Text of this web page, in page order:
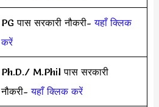
PG पास सरकारी नौकरी-यहाँ क्लिक
करें
Ph.D./ M.Phil पास सरकारी
नौकरी-यहाँ क्लिक करें